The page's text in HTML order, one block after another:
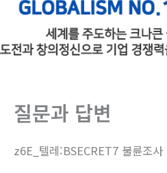
질문과 답변
z6E_텔레:BSECRET7 불륜조